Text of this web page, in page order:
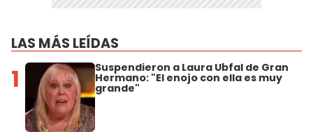
LAS MÁS LEÍDAS
1 Suspendieron a Laura Ubfal de Gran
Hermano: "El enojo con ella es muy
grande"